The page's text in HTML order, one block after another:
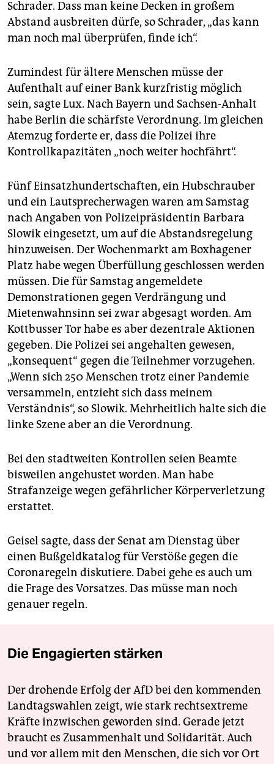
Schrader. Dass man keine Decken in großem
Abstand ausbreiten dürfe, so Schrader, „das kann
man noch mal überprüfen, finde ich“.
Zumindest für ältere Menschen müsse der
Aufenthalt auf einer Bank kurzfristig möglich
sein, sagte Lux. Nach Bayern und Sachsen-Anhalt
habe Berlin die schärfste Verordnung. Im gleichen
Atemzug forderte er, dass die Polizei ihre
Kontrollkapazitäten „noch weiter hochfährt“.
Fünf Einsatzhundertschaften, ein Hubschrauber
und ein Lautsprecherwagen waren am Samstag
nach Angaben von Polizeipräsidentin Barbara
Slowik eingesetzt, um auf die Abstandsregelung
hinzuweisen. Der Wochenmarkt am Boxhagener
Platz habe wegen Überfüllung geschlossen werden
müssen. Die für Samstag angemeldete
Demonstrationen gegen Verdrängung und
Mietenwahnsinn sei zwar abgesagt worden. Am
Kottbusser Tor habe es aber dezentrale Aktionen
gegeben. Die Polizei sei angehalten gewesen,
„konsequent“ gegen die Teilnehmer vorzugehen.
„Wenn sich 250 Menschen trotz einer Pandemie
versammeln, entzieht sich dass meinem
Verständnis“, so Slowik. Mehrheitlich halte sich die
linke Szene aber an die Verordnung.
Bei den stadtweiten Kontrollen seien Beamte
bisweilen angehustet worden. Man habe
Strafanzeige wegen gefährlicher Körperverletzung
erstattet.
Geisel sagte, dass der Senat am Dienstag über
einen Bußgeldkatalog für Verstöße gegen die
Coronaregeln diskutiere. Dabei gehe es auch um
die Frage des Vorsatzes. Das müsse man noch
genauer regeln.
Die Engagierten stärken
Der drohende Erfolg der AfD bei den kommenden
Landtagswahlen zeigt, wie stark rechtsextreme
Kräfte inzwischen geworden sind. Gerade jetzt
braucht es Zusammenhalt und Solidarität. Auch
und vor allem mit den Menschen, die sich vor Ort